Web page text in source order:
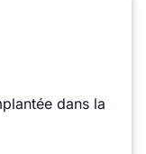
dans la